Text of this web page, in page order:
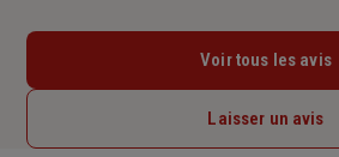
Voir tous les avis
Laisser un avis